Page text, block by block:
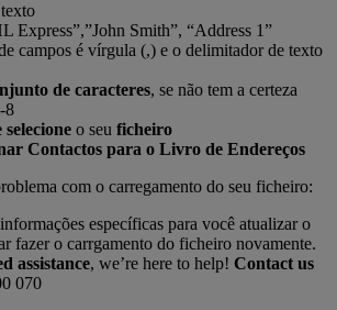
Express”,”John Smith”, “Address 1”
campos é vírgula (,) e o delimitador de texto
de caracteres, se não tem a certeza
8
o seu ficheiro
Contactos para o Livro de Endereços
com o carregamento do seu ficheiro:
específicas para você atualizar o
fazer o carrgamento do ficheiro novamente.
assistance, we’re here to help! Contact us
070